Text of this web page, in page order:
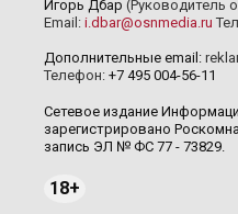
Игорь Дбар (Руководитель
Email: i.dbar@osnmedia.ru
Дополнительные email:
Телефон: +7 495 004-56-11
Сетевое издание
зарегистрировано
запись ЭЛ № ФС 77 - 73829.
18+